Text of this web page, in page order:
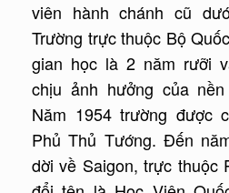
viên hành chánh cũ
Trường trực thuộc Bộ
gian học là 2 năm rưỡi
chịu ảnh hưởng của
Năm 1954 trường được
Phủ Thủ Tướng. Đến
dời về Saigon, trực thuộc